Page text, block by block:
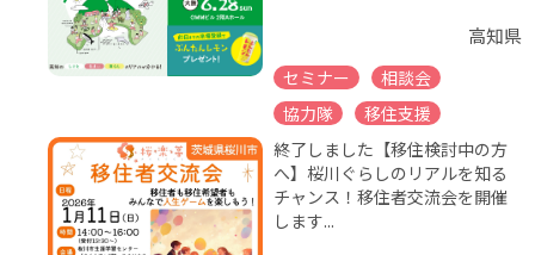
高知県
セミナー
相談会
協力隊
移住支援
終了しました【移住検討中の方
へ】桜川ぐらしのリアルを知る
チャンス！移住者交流会を開催
します...